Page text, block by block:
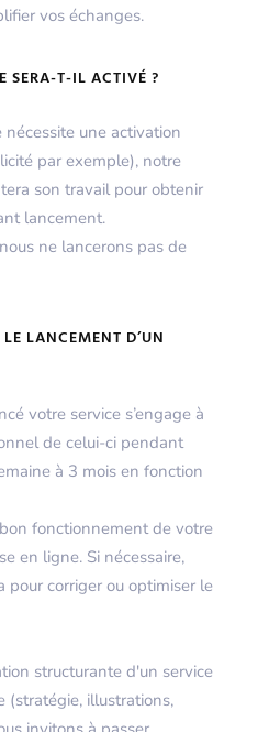
vos échanges.
SERA-T-IL ACTIVÉ ?
une activation
par exemple), notre
son travail pour obtenir
lancement.
ne lancerons pas de
LANCEMENT D’UN
votre service s’engage à
de celui-ci pendant
à 3 mois en fonction
fonctionnement de votre
en ligne. Si nécessaire,
pour corriger ou optimiser le
structurante d'un service
(stratégie, illustrations,